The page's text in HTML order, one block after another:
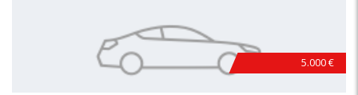
5.000 €